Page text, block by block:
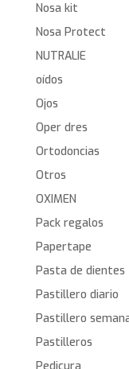
Nosa kit
Nosa Protect
NUTRALIE
oídos
Ojos
Oper dres
Ortodoncias
Otros
OXIMEN
Pack regalos
Papertape
Pasta de dientes
Pastillero diario
Pastillero
Pastilleros